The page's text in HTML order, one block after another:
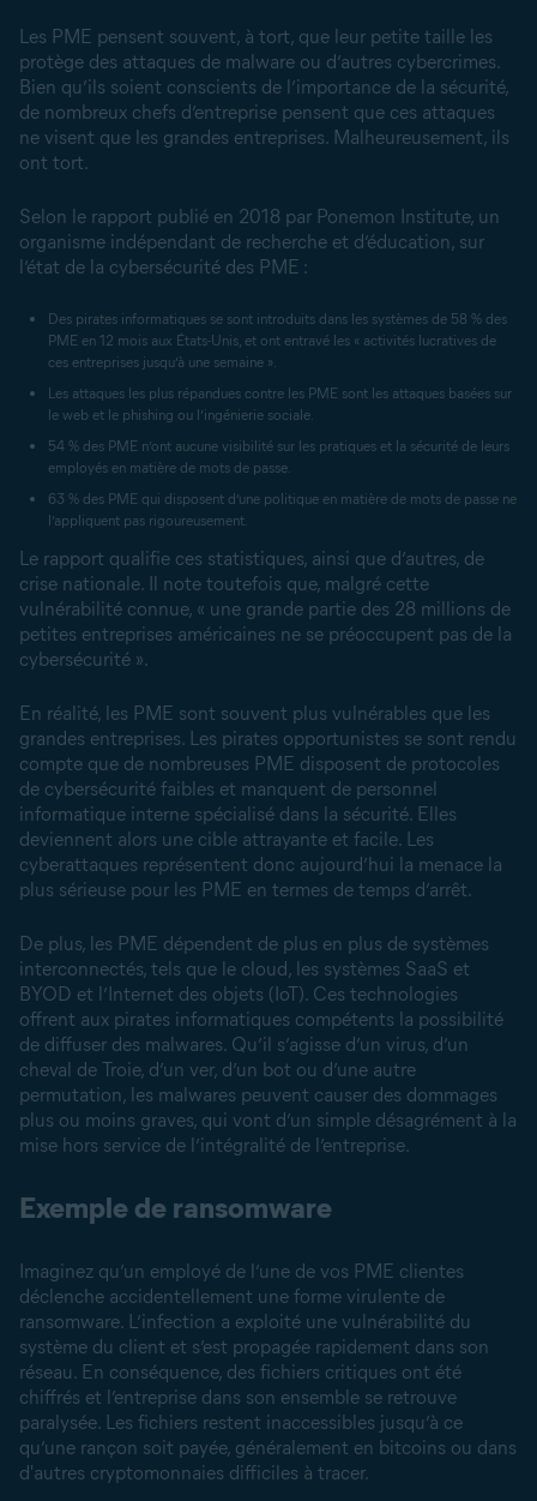
Les PME pensent souvent, à tort, que leur petite taille les
protège des attaques de malware ou d’autres cybercrimes.
Bien qu’ils soient conscients de l’importance de la sécurité,
de nombreux chefs d’entreprise pensent que ces attaques
ne visent que les grandes entreprises. Malheureusement, ils
ont tort.
Selon le rapport publié en 2018 par Ponemon Institute, un
organisme indépendant de recherche et d’éducation, sur
l’état de la cybersécurité des PME :
Des pirates informatiques se sont introduits dans les systèmes de 58 % des
PME en 12 mois aux États-Unis, et ont entravé les « activités lucratives de
ces entreprises jusqu’à une semaine ».
Les attaques les plus répandues contre les PME sont les attaques basées sur
le web et le phishing ou l’ingénierie sociale.
54 % des PME n’ont aucune visibilité sur les pratiques et la sécurité de leurs
employés en matière de mots de passe.
63 % des PME qui disposent d’une politique en matière de mots de passe ne
l’appliquent pas rigoureusement.
Le rapport qualifie ces statistiques, ainsi que d’autres, de
crise nationale. Il note toutefois que, malgré cette
vulnérabilité connue, « une grande partie des 28 millions de
petites entreprises américaines ne se préoccupent pas de la
cybersécurité ».
En réalité, les PME sont souvent plus vulnérables que les
grandes entreprises. Les pirates opportunistes se sont rendu
compte que de nombreuses PME disposent de protocoles
de cybersécurité faibles et manquent de personnel
informatique interne spécialisé dans la sécurité. Elles
deviennent alors une cible attrayante et facile. Les
cyberattaques représentent donc aujourd’hui la menace la
plus sérieuse pour les PME en termes de temps d’arrêt.
De plus, les PME dépendent de plus en plus de systèmes
interconnectés, tels que le cloud, les systèmes SaaS et
BYOD et l’Internet des objets (IoT). Ces technologies
offrent aux pirates informatiques compétents la possibilité
de diffuser des malwares. Qu’il s’agisse d’un virus, d’un
cheval de Troie, d’un ver, d’un bot ou d’une autre
permutation, les malwares peuvent causer des dommages
plus ou moins graves, qui vont d’un simple désagrément à la
mise hors service de l’intégralité de l’entreprise.
Exemple de ransomware
Imaginez qu’un employé de l’une de vos PME clientes
déclenche accidentellement une forme virulente de
ransomware. L’infection a exploité une vulnérabilité du
système du client et s’est propagée rapidement dans son
réseau. En conséquence, des fichiers critiques ont été
chiffrés et l’entreprise dans son ensemble se retrouve
paralysée. Les fichiers restent inaccessibles jusqu’à ce
qu’une rançon soit payée, généralement en bitcoins ou dans
d'autres cryptomonnaies difficiles à tracer.